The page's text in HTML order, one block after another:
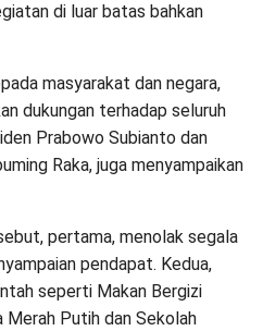
di luar batas bahkan
masyarakat dan negara,
dukungan terhadap seluruh
Prabowo Subianto dan
Raka, juga menyampaikan
pertama, menolak segala
pendapat. Kedua,
seperti Makan Bergizi
Merah Putih dan Sekolah